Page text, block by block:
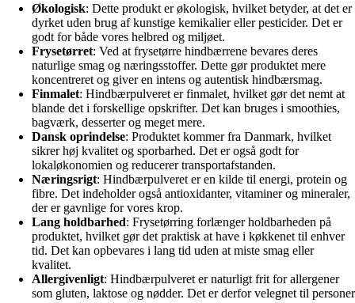
Økologisk: Dette produkt er økologisk, hvilket betyder, at det er
dyrket uden brug af kunstige kemikalier eller pesticider. Det er
godt for både vores helbred og miljøet.
Frysetørret: Ved at frysetørre hindbærrene bevares deres
naturlige smag og næringsstoffer. Dette gør produktet mere
koncentreret og giver en intens og autentisk hindbærsmag.
Finmalet: Hindbærpulveret er finmalet, hvilket gør det nemt at
blande det i forskellige opskrifter. Det kan bruges i smoothies,
bagværk, desserter og meget mere.
Dansk oprindelse: Produktet kommer fra Danmark, hvilket
sikrer høj kvalitet og sporbarhed. Det er også godt for
lokaløkonomien og reducerer transportafstanden.
Næringsrigt: Hindbærpulveret er en kilde til energi, protein og
fibre. Det indeholder også antioxidanter, vitaminer og mineraler,
der er gavnlige for vores krop.
Lang holdbarhed: Frysetørring forlænger holdbarheden på
produktet, hvilket gør det praktisk at have i køkkenet til enhver
tid. Det kan opbevares i lang tid uden at miste smag eller
kvalitet.
Allergivenligt: Hindbærpulveret er naturligt frit for allergener
som gluten, laktose og nødder. Det er derfor velegnet til personer